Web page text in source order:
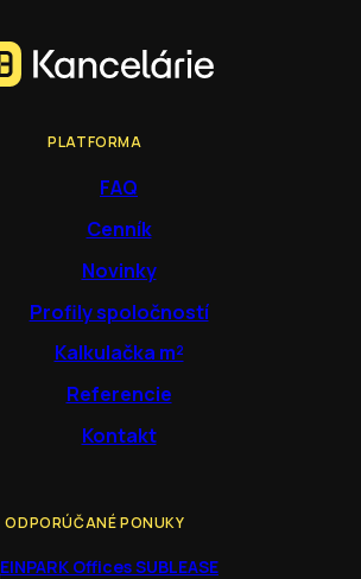
PLATFORMA
FAQ
Cenník
Novinky
Profily spoločností
Kalkulačka m²
Referencie
Kontakt
ODPORÚČANÉ PONUKY
EINPARK Offices SUBLEASE